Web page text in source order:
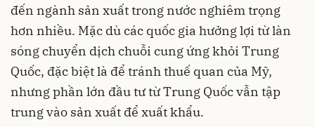
đến ngành sản xuất trong nước nghiêm trọng
hơn nhiều. Mặc dù các quốc gia hưởng lợi từ làn
sóng chuyển dịch chuỗi cung ứng khỏi Trung
Quốc, đặc biệt là để tránh thuế quan của Mỹ,
nhưng phần lớn đầu tư từ Trung Quốc vẫn tập
trung vào sản xuất để xuất khẩu.